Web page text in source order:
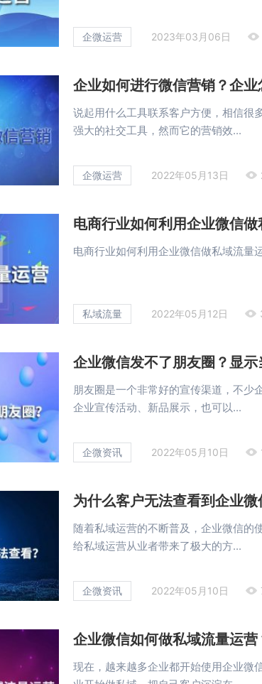
企微运营 2023年03月06日
企业如何进行微信营销？企
说起用什么工具联系客户方便，相信很
强大的社交工具，然而它的营销效...
企微运营 2022年05月13日
电商行业如何利用企业微信做
电商行业如何利用企业微信做私域流量
私域流量 2022年05月12日
企业微信发不了朋友圈？显
朋友圈是一个非常好的宣传渠道，不少
企业宣传活动、新品展示，也可以...
企微资讯 2022年05月10日
为什么客户无法查看到企业微
随着私域运营的不断普及，企业微信的
给私域运营从业者带来了极大的方...
企微资讯 2022年05月10日
企业微信如何做私域流量运营
现在，越来越多企业都开始使用企业微